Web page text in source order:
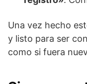
Una vez hecho
y listo para ser
como si fuera